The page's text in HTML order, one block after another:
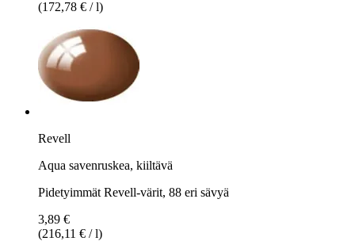
(172,78 € / l)
Revell
Aqua savenruskea, kiiltävä
Pidetyimmät Revell-värit, 88 eri sävyä
3,89 €
(216,11 € / l)